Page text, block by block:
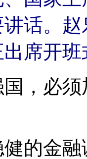
话。
席开
必须
金融